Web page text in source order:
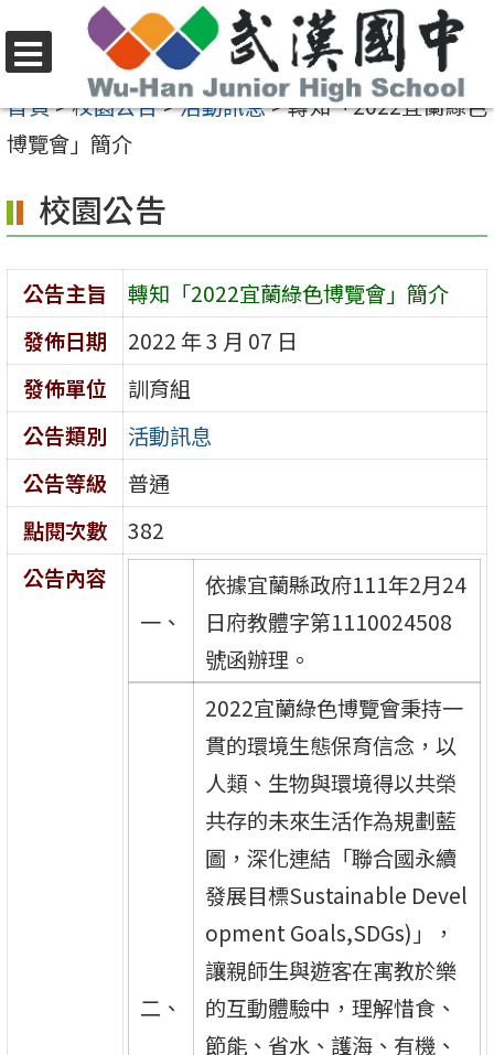
至
要
容
區
選
單
首頁>校園公告>活動訊息>轉知「2022宜蘭綠色
博覽會」簡介
校園公告
公告主旨
轉知「2022宜蘭綠色博覽會」簡介
發佈日期
2022 年 3 月 07 日
發佈單位
訓育組
公告類別
活動訊息
公告等級
普通
點閱次數
382
公告內容
一、
依據宜蘭縣政府111年2月24
日府教體字第1110024508
號函辦理。
二、
2022宜蘭綠色博覽會秉持一
貫的環境生態保育信念，以
人類、生物與環境得以共榮
共存的未來生活作為規劃藍
圖，深化連結「聯合國永續
發展目標Sustainable Devel
opment Goals,SDGs)」，
讓親師生與遊客在寓教於樂
的互動體驗中，理解惜食、
節能、省水、護海、有機、